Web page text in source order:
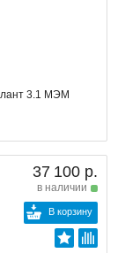
3.1 МЭМ
37 100 р.
в наличии
В корзину